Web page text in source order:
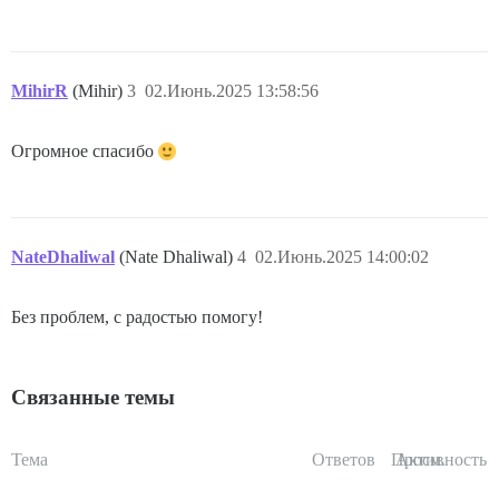
MihirR (Mihir) 02.Июнь.2025 13:58:56
3
Огромное спасибо
NateDhaliwal (Nate Dhaliwal) 02.Июнь.2025 14:00:02
4
Без проблем, с радостью помогу!
Связанные темы
Тема Ответов Просм.
Активность